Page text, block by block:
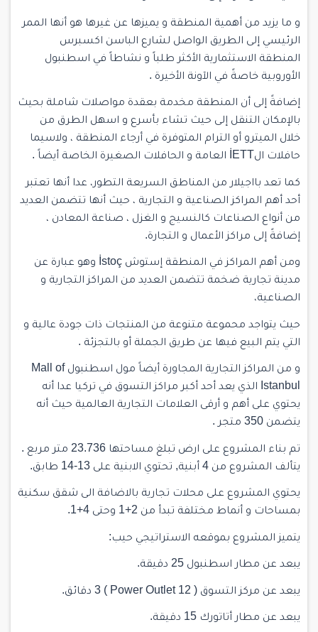
و ما يزيد من أهمية المنطقة و يميزها عن غيرها هو أنها الممر
الرئيسي إلى الطريق الواصل لشارع الباسن اكسبرس
المنطقة الاستثمارية الأكثر طلباً و نشاطاً في اسطنبول
الأوروبية خاصةً في الآونة الأخيرة .
إضافةً إلى أن المنطقة مخدمة بعقدة مواصلات شاملة بحيث
بالإمكان التنقل إلى حيث تشاء بأسرع و اسهل الطرق من
خلال الميترو أو الترام المتوفرة في أرجاء المنطقة ، ولاسيما
حافلات الİETT العامة و الحافلات الصغيرة الخاصة أيضاً .
كما تعد بااجيلار من المناطق السريعة التطور، عدا أنها تعتبر
أحد أهم المراكز الصناعية و التجارية ، حيث أنها تتضمن العديد
من أنواع الصناعات كالنسيج و الغزل ، صناعة المعادن ،
إضافةً إلى مراكز الأعمال و التجارة.
ومن أهم المراكز في المنطقة إستوش İstoç وهو عبارة عن
مدينة تجارية ضخمة تتضمن العديد من المراكز التجارية و
الصناعية،
حيث يتواجد محموعة متنوعة من المنتجات ذات جودة عالية و
التي يتم البيع فيها عن طريق الجملة أو بالتجزئة .
و من المراكز التجارية المجاورة أيضاً مول اسطنبول Mall of
Istanbul الذي يعد أحد أكبر مراكز التسوق في تركيا عدا أنه
يحتوي على أهم و أرقى العلامات التجارية العالمية حيث أنه
يتضمن 350 متجر .
تم بناء المشروع على ارض تبلغ مساحتها
23.736 متر مربع .
يتألف المشروع من 4 أبنية, تحتوي الابنية على 13-14 طابق.
يحتوي المشروع على محلات تجارية بالاضافة الى شقق سكنية
بمساحات و أنماط مختلفة تبدأ من 2+1 وحتى 4+1.
يتميز المشروع بموقعه الاستراتيجي حيب:
يبعد عن مطار اسطنبول 25 دقيقة.
يبعد عن مركز التسوق ( Power Outlet 12 ) 3 دقائق.
يبعد عن مطار أتاتورك 15 دقيقة.